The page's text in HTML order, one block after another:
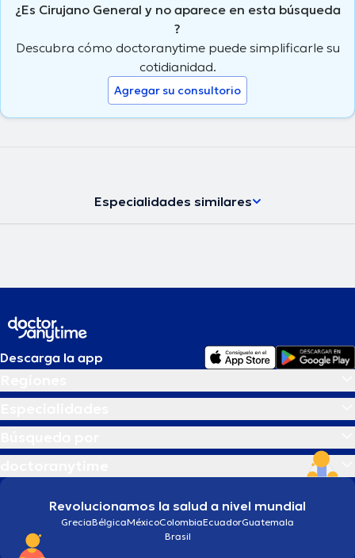
¿Es Cirujano General y no aparece en esta búsqueda
?
Descubra cómo doctoranytime puede simplificarle su
cotidianidad.
Agregar su consultorio
Especialidades similares
Descarga la app
Revolucionamos la salud a nivel mundial
GreciaBélgicaMéxicoColombiaEcuadorGuatemala
Brasil